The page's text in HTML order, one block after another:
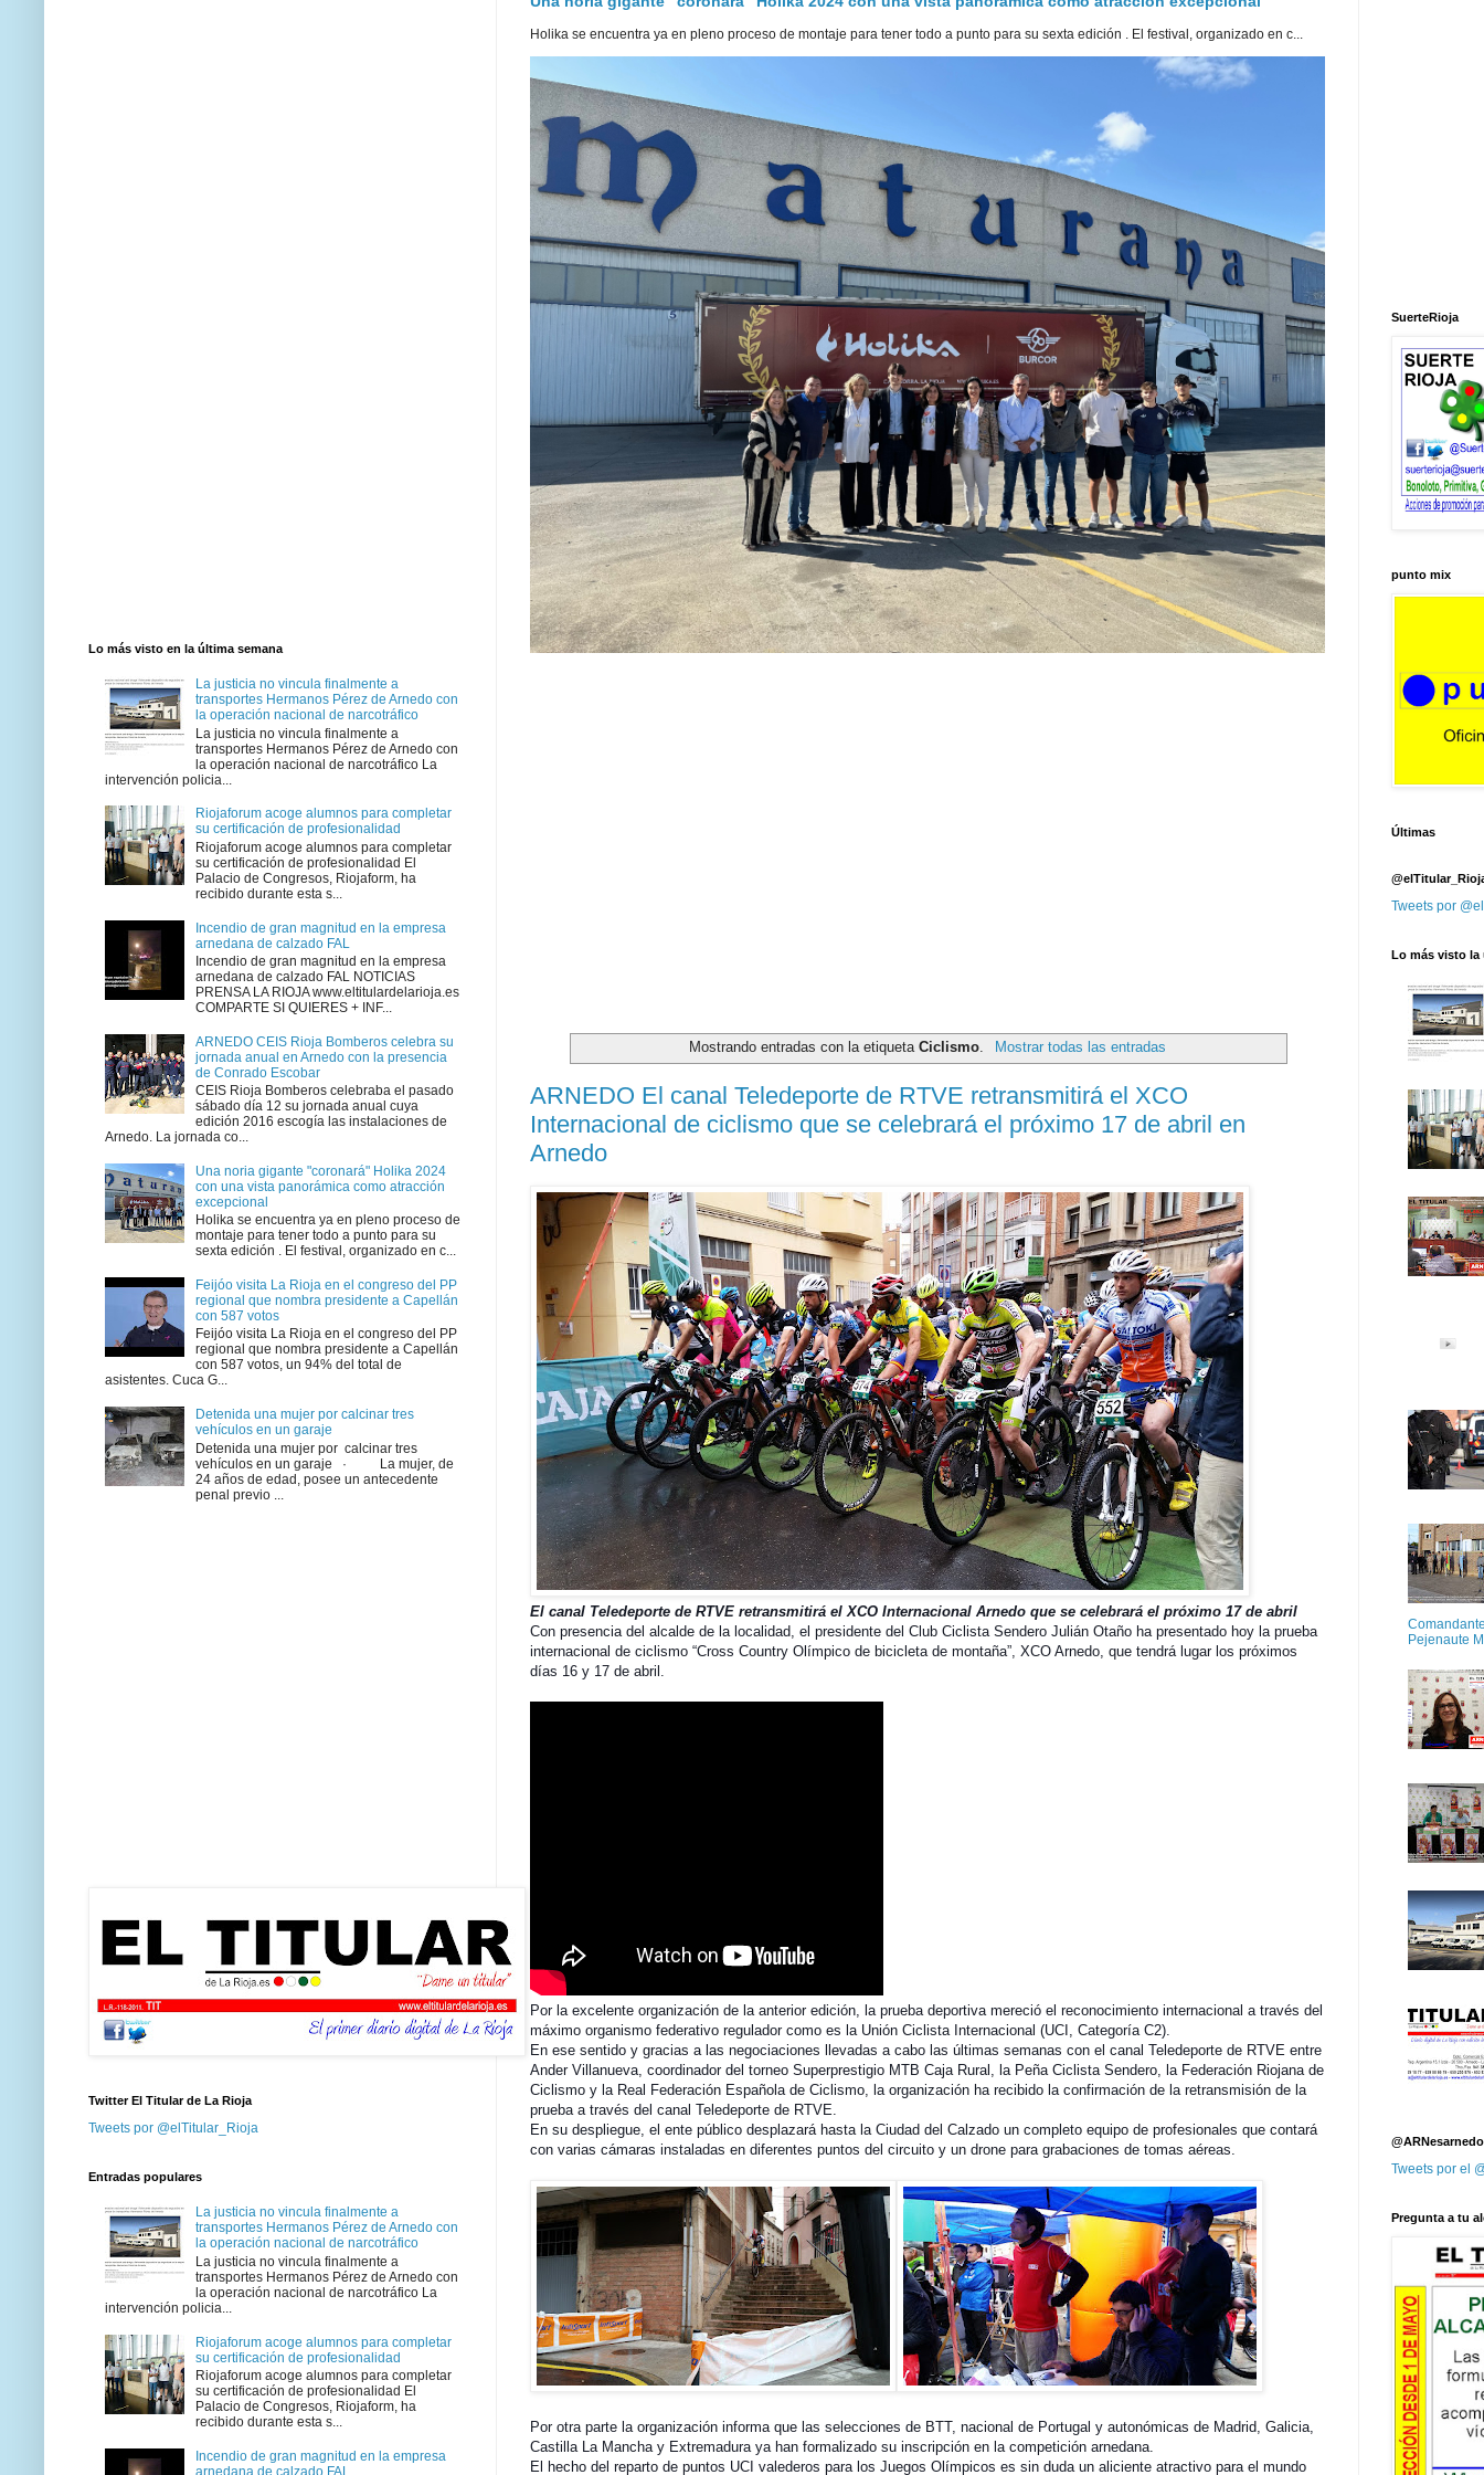
Holika se encuentra ya en pleno proceso de montaje para tener todo a punto para su sexta edición . El festival, organizado en c...
Mostrando entradas con la etiquetaCiclismo Mostrar todas las entradas
ARNEDO El canal Teledeporte de RTVE retransmitirá el XCO
Internacional de ciclismo que se celebrará el próximo 17 de abril en
Arnedo
El canal Teledeporte de RTVE retransmitirá el XCO Internacional Arnedo que se celebrará el próximo 17 de abril
Con presencia del alcalde de la localidad, el presidente del Club Ciclista Sendero Julián Otaño ha presentado hoy la prueba
internacional de ciclismo “Cross Country Olímpico de bicicleta de montaña”, XCO Arnedo, que tendrá lugar los próximos
días 16 y 17 de abril.
Por la excelente organización de la anterior edición, la prueba deportiva mereció el reconocimiento internacional a través del
máximo organismo federativo regulador como es la Unión Ciclista Internacional (UCI, Categoría C2).
En ese sentido y gracias a las negociaciones llevadas a cabo las últimas semanas con el canal Teledeporte de RTVE entre
Ander Villanueva, coordinador del torneo Superprestigio MTB Caja Rural, la Peña Ciclista Sendero, la Federación Riojana de
Ciclismo y la Real Federación Española de Ciclismo, la organización ha recibido la confirmación de la retransmisión de la
prueba a través del canal Teledeporte de RTVE.
En su despliegue, el ente público desplazará hasta la Ciudad del Calzado un completo equipo de profesionales que contará
con varias cámaras instaladas en diferentes puntos del circuito y un drone para grabaciones de tomas aéreas.
Por otra parte la organización informa que las selecciones de BTT, nacional de Portugal y autonómicas de Madrid, Galicia,
Castilla La Mancha y Extremadura ya han formalizado su inscripción en la competición arnedana.
El hecho del reparto de puntos UCI valederos para los Juegos Olímpicos es sin duda un aliciente atractivo para el mundo
Lo más visto en la última semana
La justicia no vincula finalmente a
transportes Hermanos Pérez de Arnedo con
la operación nacional de narcotráfico
La justicia no vincula finalmente a
transportes Hermanos Pérez de Arnedo con
la operación nacional de narcotráfico La
intervención policia...
Riojaforum acoge alumnos para completar
su certificación de profesionalidad
Riojaforum acoge alumnos para completar
su certificación de profesionalidad El
Palacio de Congresos, Riojaform, ha
recibido durante esta s...
Incendio de gran magnitud en la empresa
arnedana de calzado FAL
Incendio de gran magnitud en la empresa
arnedana de calzado FAL NOTICIAS
PRENSA LA RIOJA www.eltitulardelarioja.es
COMPARTE SI QUIERES + INF...
ARNEDO CEIS Rioja Bomberos celebra su
jornada anual en Arnedo con la presencia
de Conrado Escobar
CEIS Rioja Bomberos celebraba el pasado
sábado día 12 su jornada anual cuya
edición 2016 escogía las instalaciones de
Arnedo. La jornada co...
Una noria gigante "coronará" Holika 2024
con una vista panorámica como atracción
excepcional
Holika se encuentra ya en pleno proceso de
montaje para tener todo a punto para su
sexta edición . El festival, organizado en c...
Feijóo visita La Rioja en el congreso del PP
regional que nombra presidente a Capellán
con 587 votos
Feijóo visita La Rioja en el congreso del PP
regional que nombra presidente a Capellán
con 587 votos, un 94% del total de
asistentes. Cuca G...
Detenida una mujer por calcinar tres
vehículos en un garaje
Detenida una mujer por calcinar tres
vehículos en un garaje · La mujer, de
24 años de edad, posee un antecedente
penal previo ...
Twitter El Titular de La Rioja
Tweets por @elTitular_Rioja
Entradas populares
La justicia no vincula finalmente a
transportes Hermanos Pérez de Arnedo con
la operación nacional de narcotráfico
La justicia no vincula finalmente a
transportes Hermanos Pérez de Arnedo con
la operación nacional de narcotráfico La
intervención policia...
Riojaforum acoge alumnos para completar
su certificación de profesionalidad
Riojaforum acoge alumnos para completar
su certificación de profesionalidad El
Palacio de Congresos, Riojaform, ha
recibido durante esta s...
Incendio de gran magnitud en la empresa
arnedana de calzado FAL
SuerteRioja
punto mix
Últimas
Tweets por
Lo más visto la
Pejenaute
@ARNesarnedo
Tweets por el
Pregunta a tu